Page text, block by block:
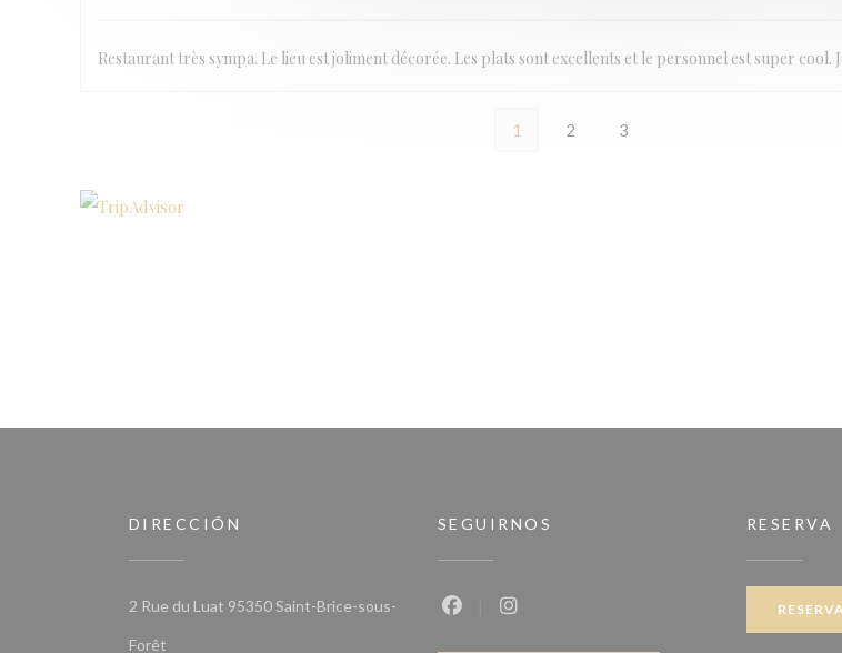
Restaurant très sympa. Le lieu est joliment décorée. Les plats sont excellents et le personnel est super cool.
1 2 3
DIRECCIÓN
2 Rue du Luat 95350 Saint-Brice-sous-
Forêt((abre en una nueva ventana))
SEGUIRNOS RESERVA